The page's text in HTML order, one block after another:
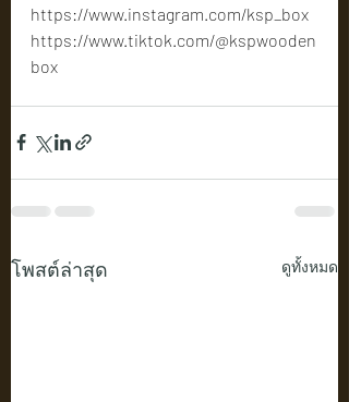
https://www.instagram.com/ksp_box
https://www.tiktok.com/@kspwooden
box
โพสต์ล่าสุด ดูทั้งหมด